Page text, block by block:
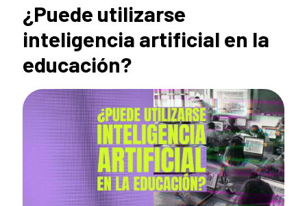
¿Puede utilizarse
inteligencia artificial en la
educación?